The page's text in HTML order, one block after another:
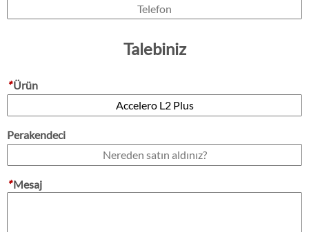
Talebiniz
*Ürün
Perakendeci
*Mesaj